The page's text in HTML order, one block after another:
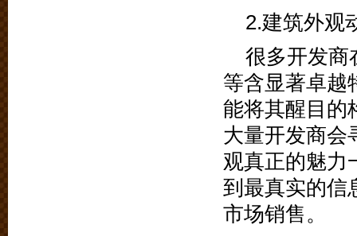
2.建筑外观
很多开发商
等含显著卓越
能将其醒目的
大量开发商会
观真正的魅力
到最真实的信
市场销售。